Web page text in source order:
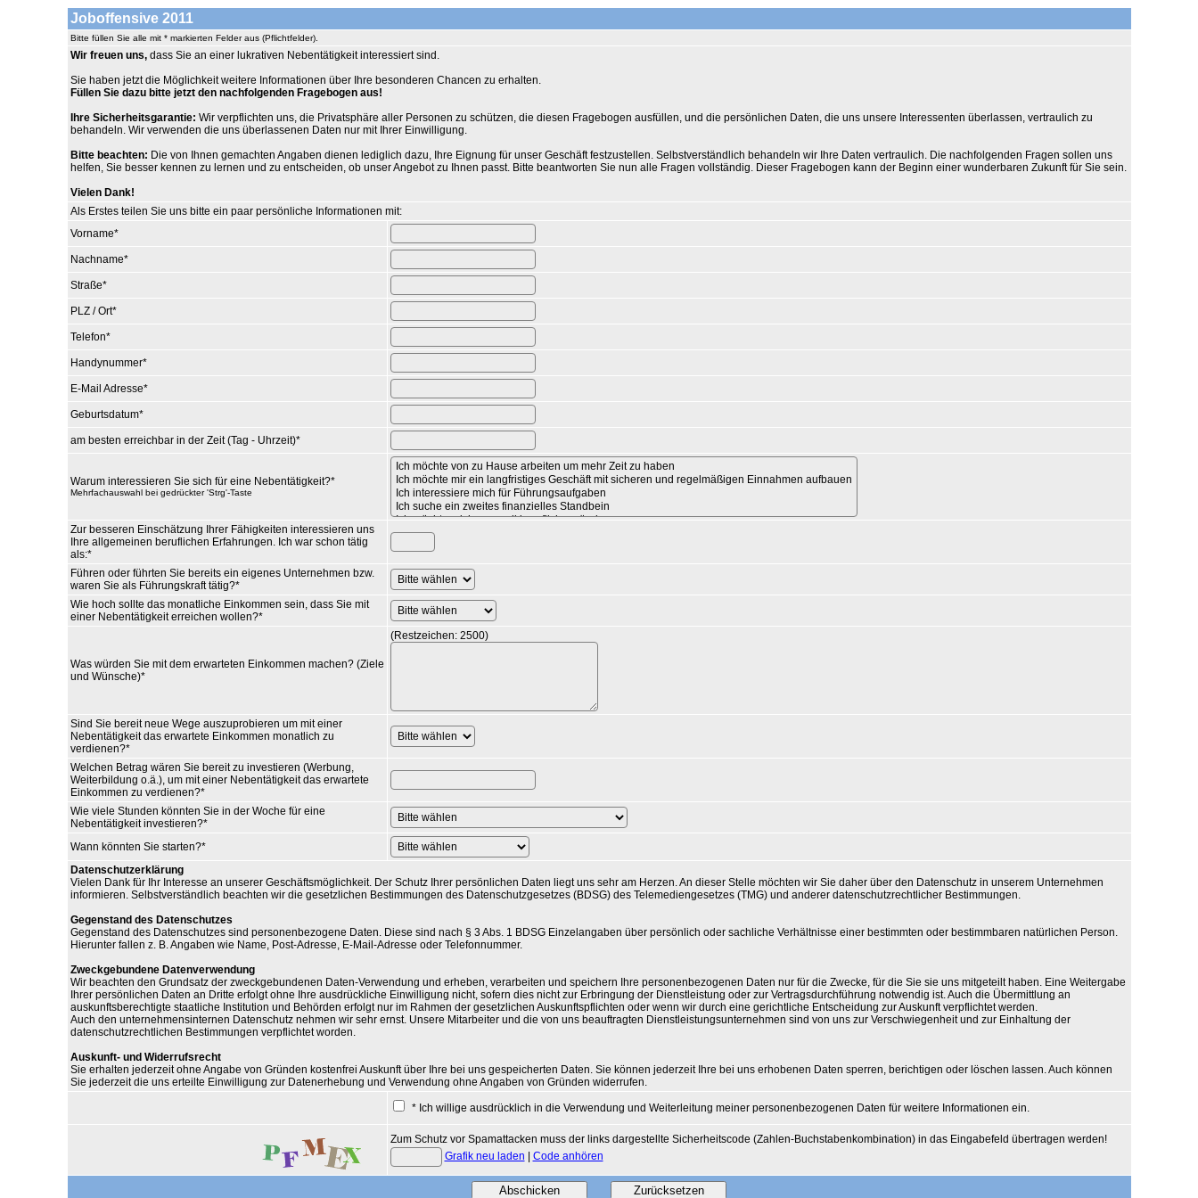
Joboffensive 2011
Bitte füllen Sie alle mit * markierten Felder aus (Pflichtfelder).
Wir freuen uns,dass Sie an einer lukrativen Nebentätigkeit interessiert sind.
Sie haben jetzt die Möglichkeit weitere Informationen über Ihre besonderen Chancen zu erhalten.
Füllen Sie dazu bitte jetzt den nachfolgenden Fragebogen aus!
Ihre Sicherheitsgarantie: Wir verpflichten uns, die Privatsphäre aller Personen zu schützen, die diesen Fragebogen ausfüllen, und die persönlichen Daten, die uns unsere Interessenten überlassen, vertraulich zu
behandeln. Wir verwenden die uns überlassenen Daten nur mit Ihrer Einwilligung.
Bitte beachten: Die von Ihnen gemachten Angaben dienen lediglich dazu, Ihre Eignung für unser Geschäft festzustellen. Selbstverständlich behandeln wir Ihre Daten vertraulich. Die nachfolgenden Fragen sollen uns
helfen, Sie besser kennen zu lernen und zu entscheiden, ob unser Angebot zu Ihnen passt. Bitte beantworten Sie nun alle Fragen vollständig. Dieser Fragebogen kann der Beginn einer wunderbaren Zukunft für Sie sein.
Vielen Dank!
Als Erstes teilen Sie uns bitte ein paar persönliche Informationen mit:
Vorname*
Nachname*
Straße*
PLZ / Ort*
Telefon*
Handynummer*
E-Mail Adresse*
Geburtsdatum*
am besten erreichbar in der Zeit (Tag - Uhrzeit)*
Warum interessieren Sie sich für eine Nebentätigkeit?*
Mehrfachauswahl bei gedrückter 'Strg'-Taste
Zur besseren Einschätzung Ihrer Fähigkeiten interessieren uns
Ihre allgemeinen beruflichen Erfahrungen. Ich war schon tätig
als:*
Führen oder führten Sie bereits ein eigenes Unternehmen bzw.
waren Sie als Führungskraft tätig?*
Wie hoch sollte das monatliche Einkommen sein, dass Sie mit
einer Nebentätigkeit erreichen wollen?*
Was würden Sie mit dem erwarteten Einkommen machen? (Ziele
und Wünsche)*
(Restzeichen: 2500)
Sind Sie bereit neue Wege auszuprobieren um mit einer
Nebentätigkeit das erwartete Einkommen monatlich zu
verdienen?*
Welchen Betrag wären Sie bereit zu investieren (Werbung,
Weiterbildung o.ä.), um mit einer Nebentätigkeit das erwartete
Einkommen zu verdienen?*
Wie viele Stunden könnten Sie in der Woche für eine
Nebentätigkeit investieren?*
Wann könnten Sie starten?*
Datenschutzerklärung
Vielen Dank für Ihr Interesse an unserer Geschäftsmöglichkeit. Der Schutz Ihrer persönlichen Daten liegt uns sehr am Herzen. An dieser Stelle möchten wir Sie daher über den Datenschutz in unserem Unternehmen
informieren. Selbstverständlich beachten wir die gesetzlichen Bestimmungen des Datenschutzgesetzes (BDSG) des Telemediengesetzes (TMG) und anderer datenschutzrechtlicher Bestimmungen.
Gegenstand des Datenschutzes
Gegenstand des Datenschutzes sind personenbezogene Daten. Diese sind nach § 3 Abs. 1 BDSG Einzelangaben über persönlich oder sachliche Verhältnisse einer bestimmten oder bestimmbaren natürlichen Person.
Hierunter fallen z. B. Angaben wie Name, Post-Adresse, E-Mail-Adresse oder Telefonnummer.
Zweckgebundene Datenverwendung
Wir beachten den Grundsatz der zweckgebundenen Daten-Verwendung und erheben, verarbeiten und speichern Ihre personenbezogenen Daten nur für die Zwecke, für die Sie sie uns mitgeteilt haben. Eine Weitergabe
Ihrer persönlichen Daten an Dritte erfolgt ohne Ihre ausdrückliche Einwilligung nicht, sofern dies nicht zur Erbringung der Dienstleistung oder zur Vertragsdurchführung notwendig ist. Auch die Übermittlung an
auskunftsberechtigte staatliche Institution und Behörden erfolgt nur im Rahmen der gesetzlichen Auskunftspflichten oder wenn wir durch eine gerichtliche Entscheidung zur Auskunft verpflichtet werden.
Auch den unternehmensinternen Datenschutz nehmen wir sehr ernst. Unsere Mitarbeiter und die von uns beauftragten Dienstleistungsunternehmen sind von uns zur Verschwiegenheit und zur Einhaltung der
datenschutzrechtlichen Bestimmungen verpflichtet worden.
Auskunft- und Widerrufsrecht
Sie erhalten jederzeit ohne Angabe von Gründen kostenfrei Auskunft über Ihre bei uns gespeicherten Daten. Sie können jederzeit Ihre bei uns erhobenen Daten sperren, berichtigen oder löschen lassen. Auch können
Sie jederzeit die uns erteilte Einwilligung zur Datenerhebung und Verwendung ohne Angaben von Gründen widerrufen.
* Ich willige ausdrücklich in die Verwendung und Weiterleitung meiner personenbezogenen Daten für weitere Informationen ein.
Zum Schutz vor Spamattacken muss der links dargestellte Sicherheitscode (Zahlen-Buchstabenkombination) in das Eingabefeld übertragen werden!
Grafik neu laden
Code anhören